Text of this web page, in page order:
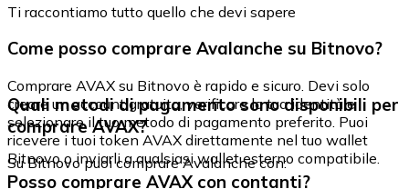
Ti raccontiamo tutto quello che devi sapere
Come posso comprare Avalanche su Bitnovo?
Comprare AVAX su Bitnovo è rapido e sicuro. Devi solo
creare un account gratuito, verificare la tua identità e
selezionare il tuo metodo di pagamento preferito. Puoi
ricevere i tuoi token AVAX direttamente nel tuo wallet
Bitnovo o inviarli a qualsiasi wallet esterno compatibile.
Quali metodi di pagamento sono disponibili per
comprare AVAX?
Su Bitnovo puoi comprare Avalanche con:
Posso comprare AVAX con contanti?